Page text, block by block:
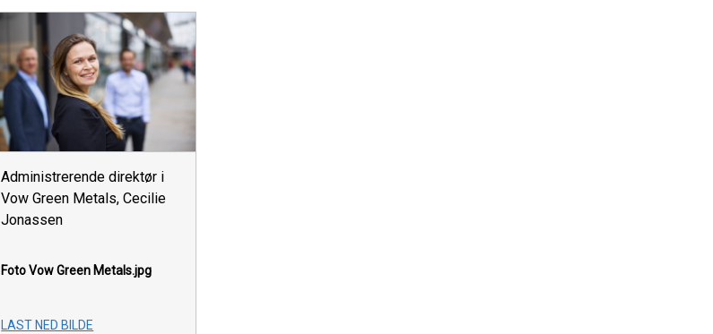
Administrerende direktør i
Vow Green Metals, Cecilie
Jonassen
Foto Vow Green Metals.jpg
LAST NED BILDE